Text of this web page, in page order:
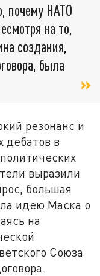
почему НАТО
на то,
создания,
была
резонанс и
дебатов в
выразили
большая
идею Маска о
на
Союза